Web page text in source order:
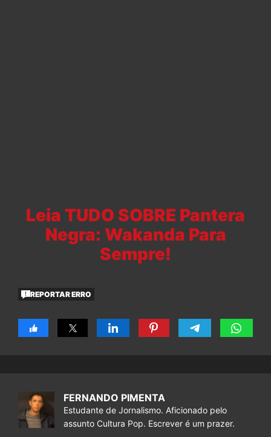
Leia TUDO SOBRE Pantera
Negra: Wakanda Para
Sempre!
REPORTAR ERRO
FERNANDO PIMENTA
Estudante de Jornalismo. Aficionado pelo
assunto Cultura Pop. Escrever é um prazer.